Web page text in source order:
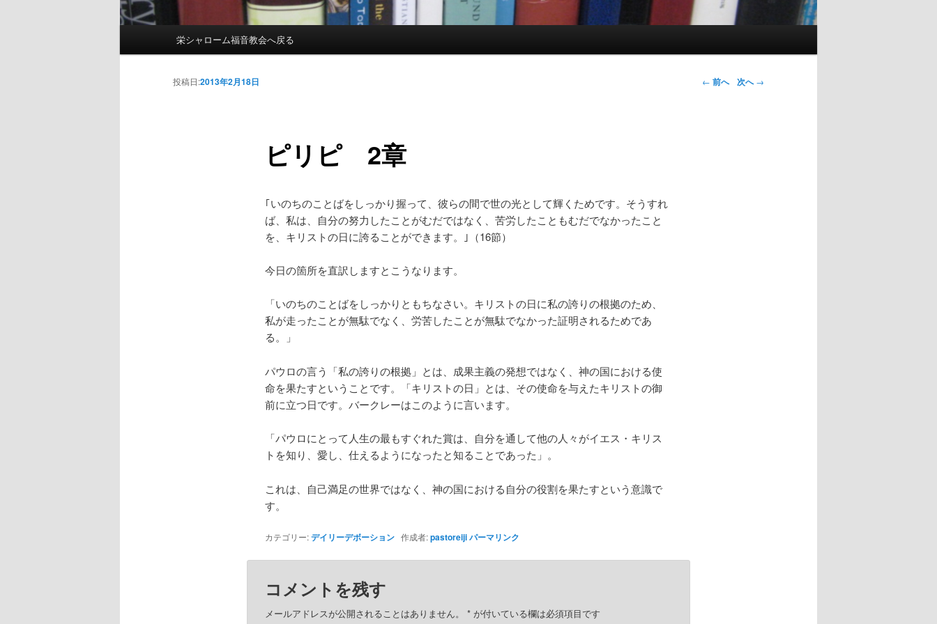
メインメニュー
メインコンテンツへ移動
サブコンテンツへ移動
栄シャローム福音教会へ戻る
投稿ナビゲ
← 前へ 次へ→
ピリピ 2章
投稿日:2013年2月18日
｢いのちのことばをしっかり握って、彼らの間で世の光として輝くためです。そうすれ
ば、私は、自分の努力したことがむだではなく、苦労したこともむだでなかったこと
を、キリストの日に誇ることができます。｣（16節）
今日の箇所を直訳しますとこうなります。
「いのちのことばをしっかりともちなさい。キリストの日に私の誇りの根拠のため、
私が走ったことが無駄でなく、労苦したことが無駄でなかった証明されるためであ
る。」
パウロの言う「私の誇りの根拠」とは、成果主義の発想ではなく、神の国における使
命を果たすということです。「キリストの日」とは、その使命を与えたキリストの御
前に立つ日です。バークレーはこのように言います。
「パウロにとって人生の最もすぐれた賞は、自分を通して他の人々がイエス・キリス
トを知り、愛し、仕えるようになったと知ることであった」。
これは、自己満足の世界ではなく、神の国における自分の役割を果たすという意識で
す。
カテゴリー:デイリーデボーション作成者:pastoreijiパーマリンク
コメントを残す
メールアドレスが公開されることはありません。 *が付いている欄は必須項目です